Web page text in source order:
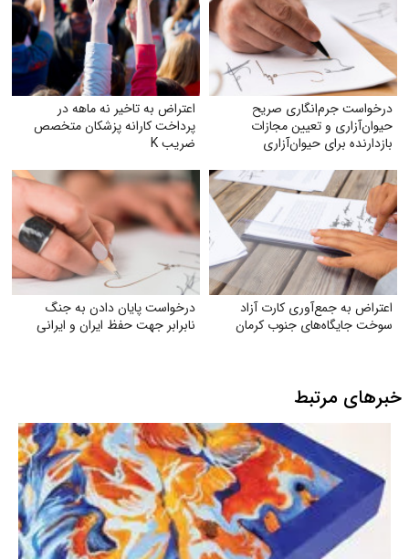
درخواست جرم‌انگاری صریح
حیوان‌آزاری و تعیین مجازات
بازدارنده برای حیوان‌آزاری
اعتراض به تاخیر نه ماهه در
پرداخت کارانه پزشکان متخصص
ضریب K
اعتراض به جمع‌آوری کارت آزاد
سوخت جایگاه‌های جنوب کرمان
درخواست پایان دادن به جنگ
نابرابر جهت حفظ ایران و ایرانی
خبرهای مرتبط